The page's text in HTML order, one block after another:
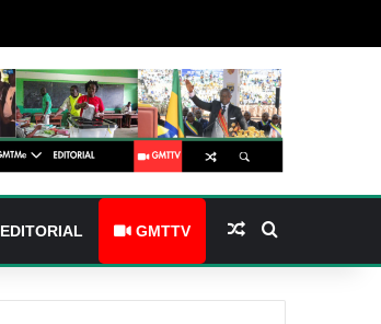
EDITORIAL GMTTV Article Aléatoire